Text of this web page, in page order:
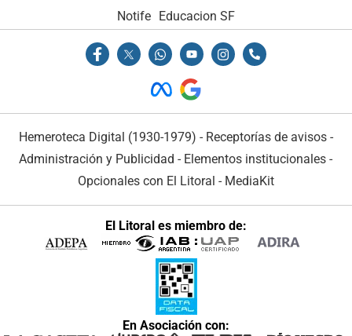
Notife Educacion SF
Hemeroteca Digital (1930-1979) - Receptorías de avisos -
Administración y Publicidad - Elementos institucionales -
Opcionales con El Litoral - MediaKit
El Litoral es miembro de:
En Asociación con: